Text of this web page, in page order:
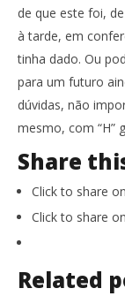
de que este foi,
à tarde, em
tinha dado. Ou
para um futuro
dúvidas, não
mesmo, com “H”
Share
Click to share
Click to share
Related